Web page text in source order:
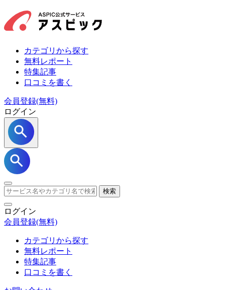
カテゴリから探す
無料レポート
特集記事
口コミを書く
会員登録(無料)
ログイン
検索
ログイン
会員登録(無料)
カテゴリから探す
無料レポート
特集記事
口コミを書く